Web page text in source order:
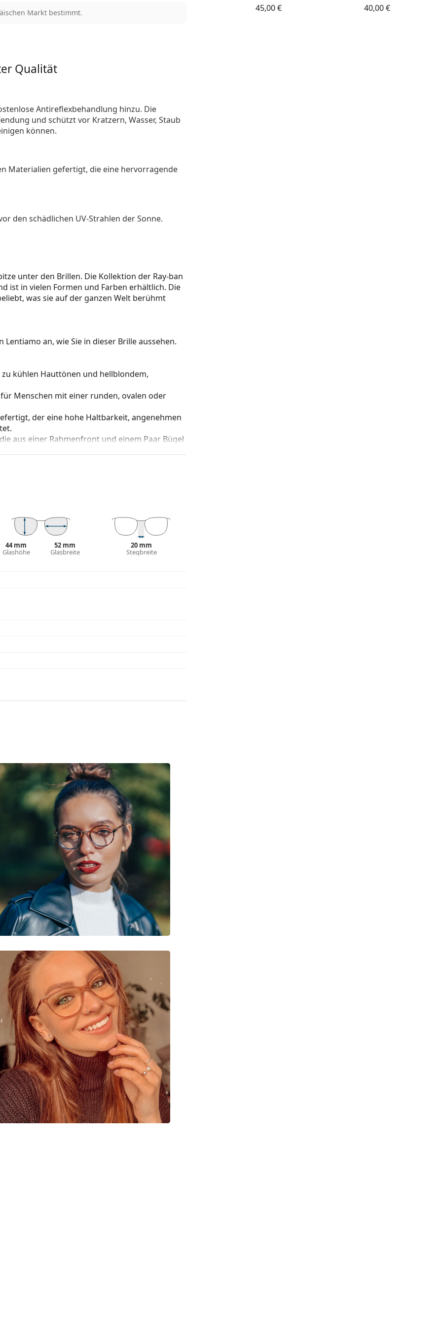
Markt bestimmt.
45,00 €
40,00 €
Qualität
Antireflexbehandlung hinzu. Die
und schützt vor Kratzern, Wasser, Staub
können.
Materialien gefertigt, die eine hervorragende
den schädlichen UV-Strahlen der Sonne.
unter den Brillen. Die Kollektion der Ray-ban
ist in vielen Formen und Farben erhältlich. Die
was sie auf der ganzen Welt berühmt
an, wie Sie in dieser Brille aussehen.
kühlen Hauttönen und hellblondem,
Menschen mit einer runden, ovalen oder
der eine hohe Haltbarkeit, angenehmen
aus einer Rahmenfront und einem Paar Bügel
dass sie das Glas vollständig umschließen, und
ist für alle Gläser geeignet, auch für
Etuis und sein Design können variieren.
Brillen geeignet. Einige Modelle können mit
Modelle zu finden, oder nutzen Sie
Anleitung.
44 mm
Glashöhe
52 mm
Glasbreite
20 mm
Stegbreite